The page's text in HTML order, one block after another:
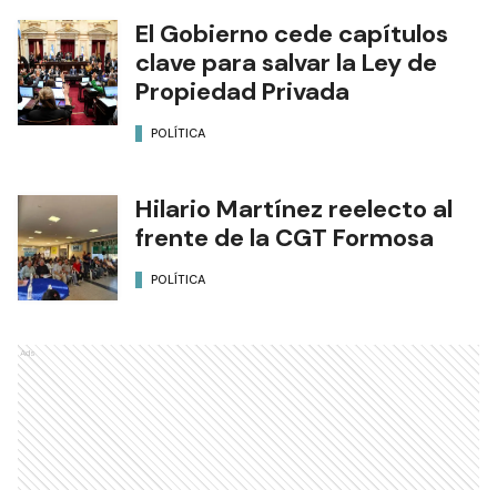
El Gobierno cede capítulos
clave para salvar la Ley de
Propiedad Privada
POLÍTICA
Hilario Martínez reelecto al
frente de la CGT Formosa
POLÍTICA
Ads